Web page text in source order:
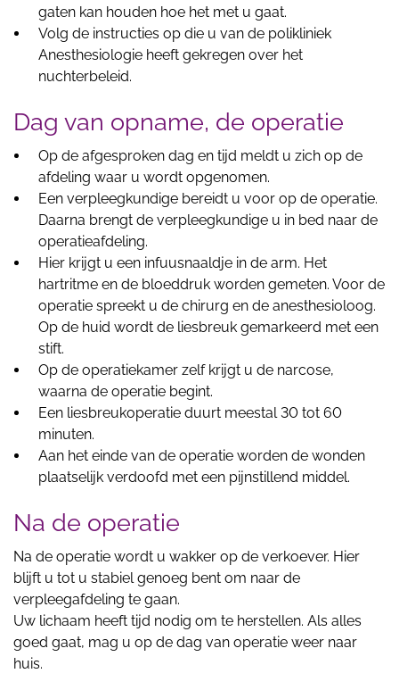
gaten kan houden hoe het met u gaat.
Volg de instructies op die u van de polikliniek
Anesthesiologie heeft gekregen over het
nuchterbeleid.
Dag van opname, de operatie
Op de afgesproken dag en tijd meldt u zich op de
afdeling waar u wordt opgenomen.
Een verpleegkundige bereidt u voor op de operatie.
Daarna brengt de verpleegkundige u in bed naar de
operatieafdeling.
Hier krijgt u een infuusnaaldje in de arm. Het
hartritme en de bloeddruk worden gemeten. Voor de
operatie spreekt u de chirurg en de anesthesioloog.
Op de huid wordt de liesbreuk gemarkeerd met een
stift.
Op de operatiekamer zelf krijgt u de narcose,
waarna de operatie begint.
Een liesbreukoperatie duurt meestal 30 tot 60
minuten.
Aan het einde van de operatie worden de wonden
plaatselijk verdoofd met een pijnstillend middel.
Na de operatie
Na de operatie wordt u wakker op de verkoever. Hier
blijft u tot u stabiel genoeg bent om naar de
verpleegafdeling te gaan.
Uw lichaam heeft tijd nodig om te herstellen. Als alles
goed gaat, mag u op de dag van operatie weer naar
huis.